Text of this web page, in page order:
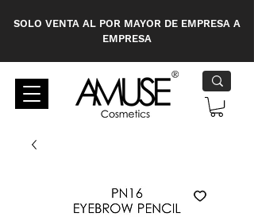
SOLO VENTA AL POR MAYOR DE EMPRESA A
EMPRESA